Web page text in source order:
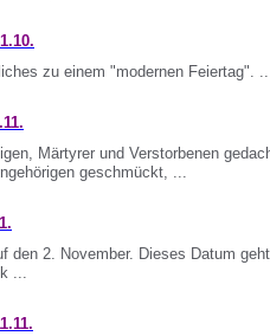
zu einem "modernen Feiertag".
Märtyrer und Verstorbenen
geschmückt, ...
den 2. November. Dieses Datum
...